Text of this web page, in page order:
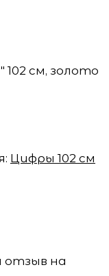
см, золото
Цифры 102 см
отзыв на